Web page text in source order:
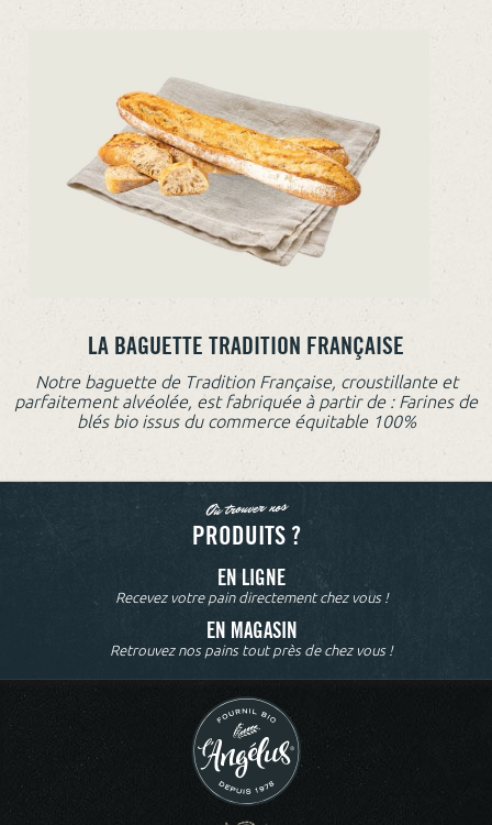
LA BAGUETTE TRADITION FRANÇAISE
Notre baguette de Tradition Française, croustillante et
parfaitement alvéolée, est fabriquée à partir de : Farines de
blés bio issus du commerce équitable 100%
Où trouver nos
PRODUITS ?
EN LIGNE
Recevez votre pain directement chez vous !
EN MAGASIN
Retrouvez nos pains tout près de chez vous !